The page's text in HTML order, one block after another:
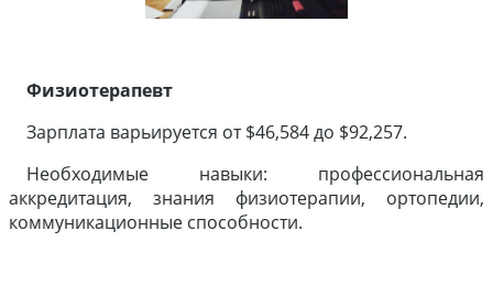
Физиотерапевт
Зарплата варьируется от $46,584 до $92,257.
Необходимые навыки: профессиональная
аккредитация, знания физиотерапии, ортопедии,
коммуникационные способности.